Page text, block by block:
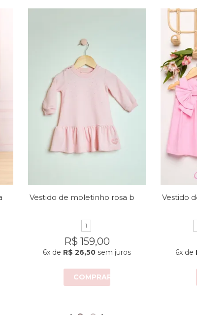
1
R$ 159,00
6x de R$ 26,50 sem juros
COMPRAR
6x de